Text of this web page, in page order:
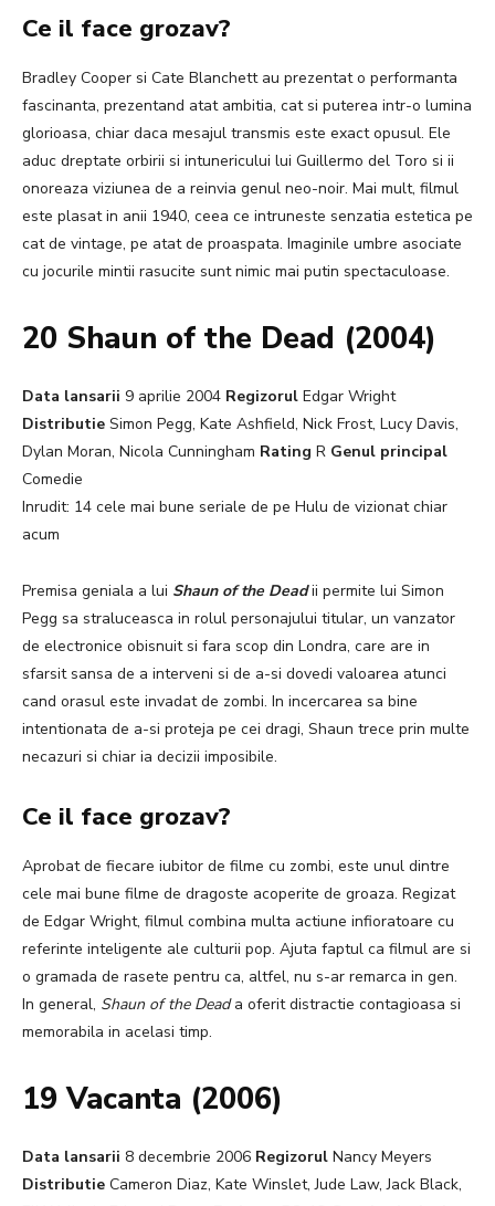
Ce il face grozav?
Bradley Cooper si Cate Blanchett au prezentat o performanta
fascinanta, prezentand atat ambitia, cat si puterea intr-o lumina
glorioasa, chiar daca mesajul transmis este exact opusul. Ele
aduc dreptate orbirii si intunericului lui Guillermo del Toro si ii
onoreaza viziunea de a reinvia genul neo-noir. Mai mult, filmul
este plasat in anii 1940, ceea ce intruneste senzatia estetica pe
cat de vintage, pe atat de proaspata. Imaginile umbre asociate
cu jocurile mintii rasucite sunt nimic mai putin spectaculoase.
20 Shaun of the Dead (2004)
Data lansarii 9 aprilie 2004 Regizorul Edgar Wright
Distributie Simon Pegg, Kate Ashfield, Nick Frost, Lucy Davis,
Dylan Moran, Nicola Cunningham Rating R Genul principal
Comedie
Inrudit: 14 cele mai bune seriale de pe Hulu de vizionat chiar
acum
Premisa geniala a lui Shaun of the Deadii permite lui Simon
Pegg sa straluceasca in rolul personajului titular, un vanzator
de electronice obisnuit si fara scop din Londra, care are in
sfarsit sansa de a interveni si de a-si dovedi valoarea atunci
cand orasul este invadat de zombi. In incercarea sa bine
intentionata de a-si proteja pe cei dragi, Shaun trece prin multe
necazuri si chiar ia decizii imposibile.
Ce il face grozav?
Aprobat de fiecare iubitor de filme cu zombi, este unul dintre
cele mai bune filme de dragoste acoperite de groaza. Regizat
de Edgar Wright, filmul combina multa actiune infioratoare cu
referinte inteligente ale culturii pop. Ajuta faptul ca filmul are si
o gramada de rasete pentru ca, altfel, nu s-ar remarca in gen.
In general, Shaun of the Deada oferit distractie contagioasa si
memorabila in acelasi timp.
19 Vacanta (2006)
Data lansarii 8 decembrie 2006 Regizorul Nancy Meyers
Distributie Cameron Diaz, Kate Winslet, Jude Law, Jack Black,